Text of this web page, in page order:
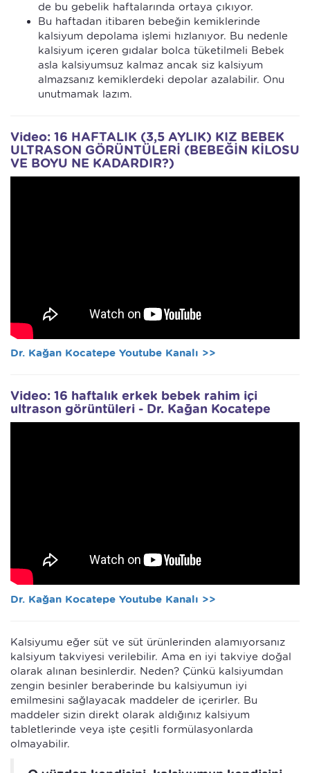
de bu gebelik haftalarında ortaya çıkıyor.
Bu haftadan itibaren bebeğin kemiklerinde
kalsiyum depolama işlemi hızlanıyor. Bu nedenle
kalsiyum içeren gıdalar bolca tüketilmeli Bebek
asla kalsiyumsuz kalmaz ancak siz kalsiyum
almazsanız kemiklerdeki depolar azalabilir. Onu
unutmamak lazım.
Video: 16 HAFTALIK (3,5 AYLIK) KIZ BEBEK
ULTRASON GÖRÜNTÜLERİ (BEBEĞİN KİLOSU
VE BOYU NE KADARDIR?)
Dr. Kağan Kocatepe Youtube Kanalı >>
Video: 16 haftalık erkek bebek rahim içi
ultrason görüntüleri - Dr. Kağan Kocatepe
Dr. Kağan Kocatepe Youtube Kanalı >>
Kalsiyumu eğer süt ve süt ürünlerinden alamıyorsanız
kalsiyum takviyesi verilebilir. Ama en iyi takviye doğal
olarak alınan besinlerdir. Neden? Çünkü kalsiyumdan
zengin besinler beraberinde bu kalsiyumun iyi
emilmesini sağlayacak maddeler de içerirler. Bu
maddeler sizin direkt olarak aldığınız kalsiyum
tabletlerinde veya işte çeşitli formülasyonlarda
olmayabilir.